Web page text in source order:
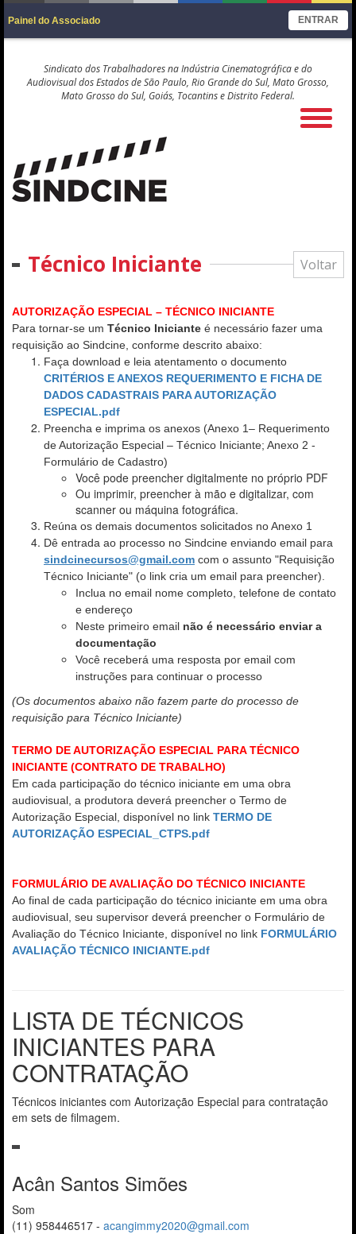
Painel do Associado ENTRAR
Sindicato dos Trabalhadores na Indústria Cinematográfica e do
Audiovisual dos Estados de São Paulo, Rio Grande do Sul, Mato Grosso,
Mato Grosso do Sul, Goiás, Tocantins e Distrito Federal.
Voltar
Técnico Iniciante
AUTORIZAÇÃO ESPECIAL – TÉCNICO INICIANTE
Para tornar-se um Técnico Iniciante é necessário fazer uma
requisição ao Sindcine, conforme descrito abaixo:
Faça download e leia atentamento o documento
CRITÉRIOS E ANEXOS REQUERIMENTO E FICHA DE
DADOS CADASTRAIS PARA AUTORIZAÇÃO
ESPECIAL.pdf
Preencha e imprima os anexos (Anexo 1– Requerimento
de Autorização Especial – Técnico Iniciante; Anexo 2 -
Formulário de Cadastro)
Você pode preencher digitalmente no próprio PDF
Ou imprimir, preencher à mão e digitalizar, com
scanner ou máquina fotográfica.
Reúna os demais documentos solicitados no Anexo 1
Dê entrada ao processo no Sindcine enviando email para
sindcinecursos@gmail.com com o assunto "Requisição
Técnico Iniciante" (o link cria um email para preencher).
Inclua no email nome completo, telefone de contato
e endereço
Neste primeiro email não é necessário enviar a
documentação
Você receberá uma resposta por email com
instruções para continuar o processo
(Os documentos abaixo não fazem parte do processo de
requisição para Técnico Iniciante)
TERMO DE AUTORIZAÇÃO ESPECIAL PARA TÉCNICO
INICIANTE (CONTRATO DE TRABALHO)
Em cada participação do técnico iniciante em uma obra
audiovisual, a produtora deverá preencher o Termo de
Autorização Especial, disponível no link TERMO DE
AUTORIZAÇÃO ESPECIAL_CTPS.pdf
FORMULÁRIO DE AVALIAÇÃO DO TÉCNICO INICIANTE
Ao final de cada participação do técnico iniciante em uma obra
audiovisual, seu supervisor deverá preencher o Formulário de
Avaliação do Técnico Iniciante, disponível no link FORMULÁRIO
AVALIAÇÃO TÉCNICO INICIANTE.pdf
LISTA DE TÉCNICOS
INICIANTES PARA
CONTRATAÇÃO
Técnicos iniciantes com Autorização Especial para contratação
em sets de filmagem.
Acân Santos Simões
Som
(11) 958446517 - acangimmy2020@gmail.com